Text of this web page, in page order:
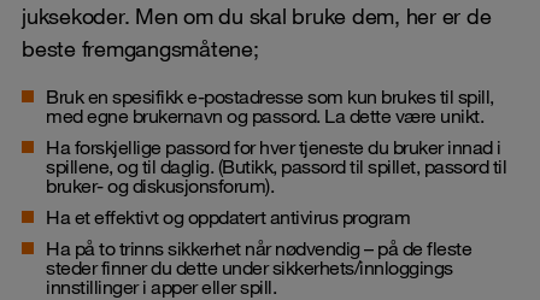
juksekoder. Men om du skal bruke dem, her er de
beste fremgangsmåtene;
Bruk en spesifikk e-postadresse som kun brukes til spill,
med egne brukernavn og passord. La dette være unikt.
Ha forskjellige passord for hver tjeneste du bruker innad i
spillene, og til daglig. (Butikk, passord til spillet, passord til
bruker- og diskusjonsforum).
Ha et effektivt og oppdatert antivirus program
Ha på to trinns sikkerhet når nødvendig – på de fleste
steder finner du dette under sikkerhets/innloggings
innstillinger i apper eller spill.